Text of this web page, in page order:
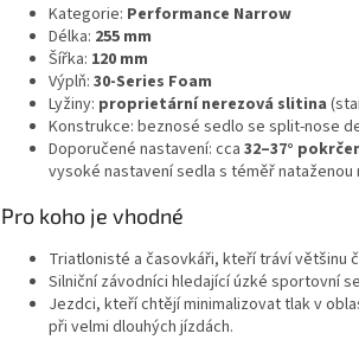
Kategorie: Performance Narrow
Délka: 255 mm
Šířka: 120 mm
Výplň: 30-Series Foam
Lyžiny: proprietární nerezová slitina
Konstrukce: beznosé sedlo se split-nose
Doporučené nastavení: cca 32–37°
vysoké nastavení sedla s téměř nataženou
Pro koho je vhodné
Triatlonisté a časovkáři, kteří tráví většinu
Silniční závodníci hledající úzké sportovní
Jezdci, kteří chtějí minimalizovat tlak v
při velmi dlouhých jízdách.